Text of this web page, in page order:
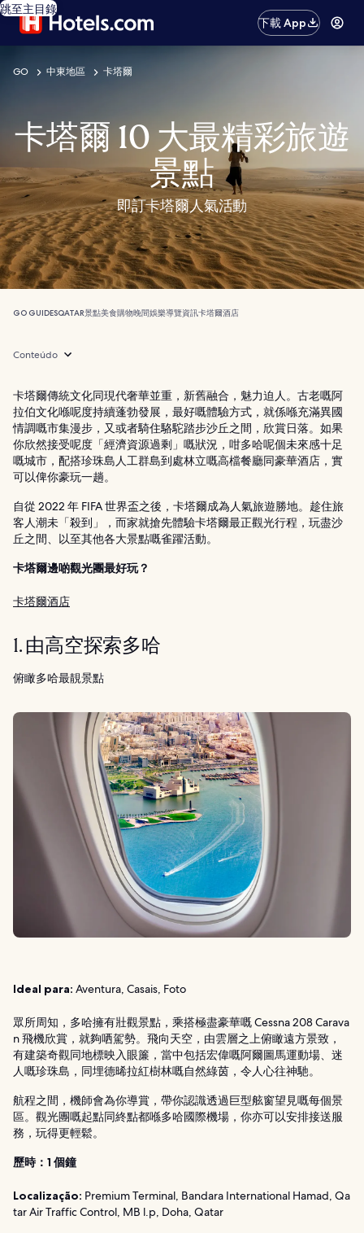
跳至主目錄
下載 App
GO 中東地區 卡塔爾
卡塔爾 10 大最精彩旅遊
景點
即訂卡塔爾人氣活動
GO GUIDESQATAR景點美食購物晚間娛樂導覽資訊卡塔爾酒店
Conteúdo
卡塔爾傳統文化同現代奢華並重，新舊融合，魅力迫人。古老嘅阿
拉伯文化喺呢度持續蓬勃發展，最好嘅體驗方式，就係喺充滿異國
情調嘅市集漫步，又或者騎住駱駝踏步沙丘之間，欣賞日落。如果
你欣然接受呢度「經濟資源過剩」嘅狀況，咁多哈呢個未來感十足
嘅城市，配搭珍珠島人工群島到處林立嘅高檔餐廳同豪華酒店，實
可以俾你豪玩一趟。
自從 2022 年 FIFA 世界盃之後，卡塔爾成為人氣旅遊勝地。趁住旅
客人潮未「殺到」，而家就搶先體驗卡塔爾最正觀光行程，玩盡沙
丘之間、以至其他各大景點嘅雀躍活動。
卡塔爾邊啲觀光團最好玩？
卡塔爾酒店
1. 由高空探索多哈
俯瞰多哈最靚景點
Ideal para: Aventura, Casais, Foto
眾所周知，多哈擁有壯觀景點，乘搭極盡豪華嘅 Cessna 208 Carava
n 飛機欣賞，就夠哂駕勢。飛向天空，由雲層之上俯瞰遠方景致，
有建築奇觀同地標映入眼簾，當中包括宏偉嘅阿爾圖馬運動場、迷
人嘅珍珠島，同埋德晞拉紅樹林嘅自然綠茵，令人心往神馳。
航程之間，機師會為你導賞，帶你認識透過巨型舷窗望見嘅每個景
區。觀光團嘅起點同終點都喺多哈國際機場，你亦可以安排接送服
務，玩得更輕鬆。
歷時：1 個鐘
Localização: Premium Terminal, Bandara International Hamad, Qa
tar Air Traffic Control, MB l.p, Doha, Qatar